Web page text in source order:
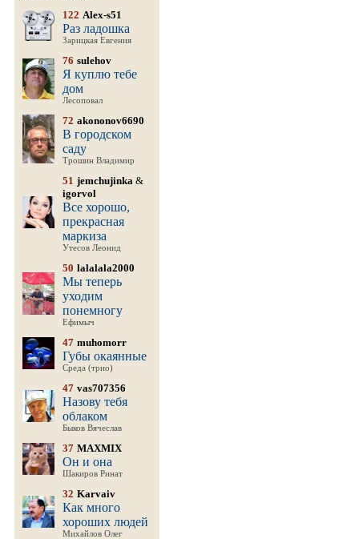
122 Alex-s51
Раз ладошка
Зарицкая Евгения
76 sulehov
Я куплю тебе
дом
Лесоповал
72 akononov6690
В городском
саду
Трошин Владимир
51 jemchujinka &
igorvol
Все хорошо,
прекрасная
маркиза
Утесов Леонид
50 lalalala2000
Мы теперь
уходим
понемногу
Ефимыч
47 muhomorr
Губы окаянные
Среда (трио)
47 vas707356
Назову тебя
облаком
Быков Вячеслав
37 MAXMIX
Он и она
Шакиров Ринат
32 Karvaiv
Как много
хороших людей
Михайлов Олег